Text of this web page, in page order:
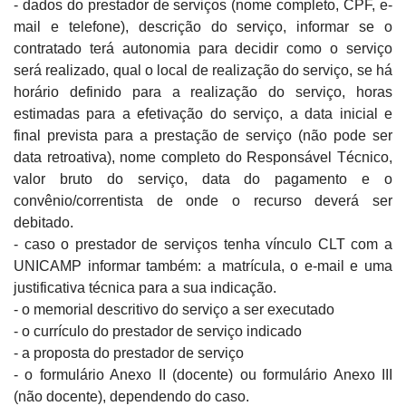
- dados do prestador de serviços (nome completo, CPF, e-
mail e telefone), descrição do serviço, informar se o
contratado terá autonomia para decidir como o serviço
será realizado, qual o local de realização do serviço, se há
horário definido para a realização do serviço, horas
estimadas para a efetivação do serviço, a data inicial e
final prevista para a prestação de serviço (não pode ser
data retroativa), nome completo do Responsável Técnico,
valor bruto do serviço, data do pagamento e o
convênio/correntista de onde o recurso deverá ser
debitado.
- caso o prestador de serviços tenha vínculo CLT com a
UNICAMP informar também: a matrícula, o e-mail e uma
justificativa técnica para a sua indicação.
- o memorial descritivo do serviço a ser executado
- o currículo do prestador de serviço indicado
- a proposta do prestador de serviço
- o formulário Anexo II (docente) ou formulário Anexo III
(não docente), dependendo do caso.